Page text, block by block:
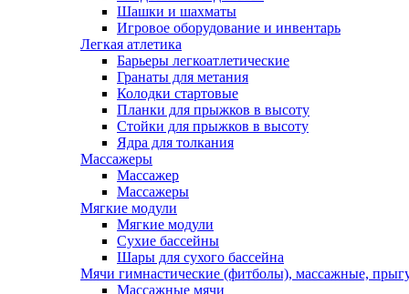
Шашки и шахматы
Игровое оборудование и инвентарь
Легкая атлетика
Барьеры легкоатлетические
Гранаты для метания
Колодки стартовые
Планки для прыжков в высоту
Стойки для прыжков в высоту
Ядра для толкания
Массажеры
Массажер
Массажеры
Мягкие модули
Мягкие модули
Сухие бассейны
Шары для сухого бассейна
Мячи гимнастические (фитболы), массажные,
Массажные мячи